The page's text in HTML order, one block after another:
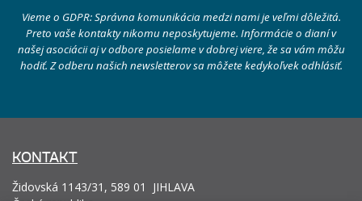
Vieme o GDPR: Správna komunikácia medzi nami je veľmi dôležitá.
Preto vaše kontakty nikomu neposkytujeme. Informácie o dianí v
našej asociácii aj v odbore posielame v dobrej viere, že sa vám môžu
hodiť. Z odberu našich newsletterov sa môžete kedykoľvek odhlásiť.
KONTAKT
Židovská 1143/31, 589 01 JIHLAVA